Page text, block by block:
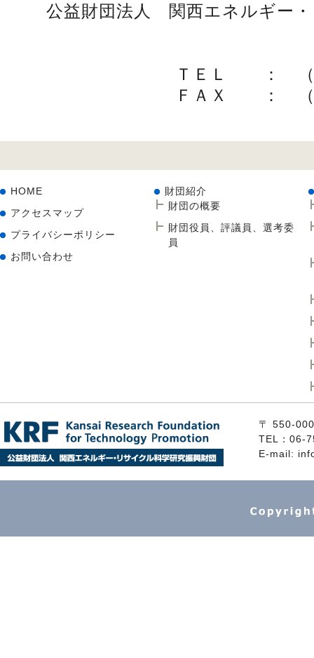
公益財団法人 関西エネルギー
ＴＥＬ ： （
ＦＡＸ ： （
HOME
アクセスマップ
プライバシーポリシー
お問い合わせ
財団紹介
財団の概要
財団役員、評議員、選考委
員
〒 550-
TEL：06-
E-mail: